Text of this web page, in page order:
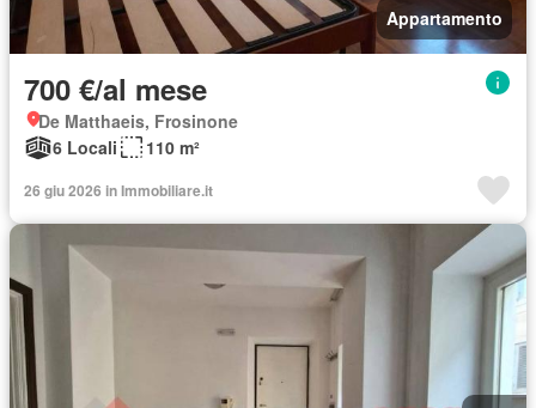
Appartamento
700 €/al mese
De Matthaeis, Frosinone
6 Locali
110 m²
26 giu 2026 in Immobiliare.it